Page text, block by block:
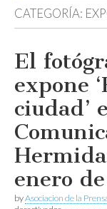
CATEGORÍA:
El
expone
ciudad’
enero
byAsociacion de la